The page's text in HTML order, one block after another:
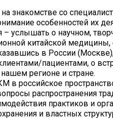
знакомстве со
особенностей их
услышать о научном,
китайской медицины,
в России
пациентами, о
регионе и стране.
в российское
распространения
практиков и
и властных